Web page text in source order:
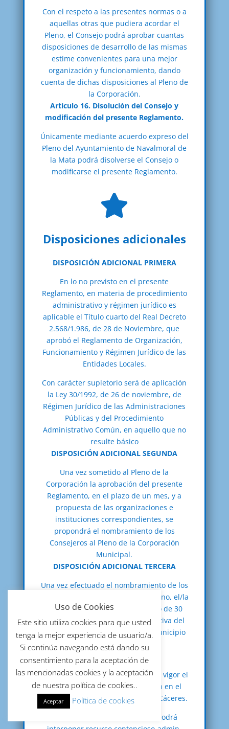
Con el respeto a las presentes normas o a
aquellas otras que pudiera acordar el
Pleno, el Consejo podrá aprobar cuantas
disposiciones de desarrollo de las mismas
estime convenientes para una mejor
organización y funcionamiento, dando
cuenta de dichas disposiciones al Pleno de
la Corporación.
Artículo 16. Disolución del Consejo y
modificación del presente Reglamento.
Únicamente mediante acuerdo expreso del
Pleno del Ayuntamiento de Navalmoral de
la Mata podrá disolverse el Consejo o
modificarse el presente Reglamento.

Disposiciones adicionales
DISPOSICIÓN ADICIONAL PRIMERA
En lo no previsto en el presente
Reglamento, en materia de procedimiento
administrativo y régimen jurídico es
aplicable el Título cuarto del Real Decreto
2.568/1.986, de 28 de Noviembre, que
aprobó el Reglamento de Organización,
Funcionamiento y Régimen Jurídico de las
Entidades Locales.
Con carácter supletorio será de aplicación
la Ley 30/1992, de 26 de noviembre, de
Régimen Jurídico de las Administraciones
Públicas y del Procedimiento
Administrativo Común, en aquello que no
resulte básico
DISPOSICIÓN ADICIONAL SEGUNDA
Una vez sometido al Pleno de la
Corporación la aprobación del presente
Reglamento, en el plazo de un mes, y a
propuesta de las organizaciones e
instituciones correspondientes, se
propondrá el nombramiento de los
Consejeros al Pleno de la Corporación
Municipal.
DISPOSICIÓN ADICIONAL TERCERA
Una vez efectuado el nombramiento de los
consejeros por el Ayuntamiento Pleno, el/la
Alcalde/sa procederá en un plazo de 30
días a convocar la sesión constitutiva del
Consejo Económico y Social del municipio
de Navalmoral de la Mata.
DISPOSICIÓN FINAL
El presente Reglamento entrará en vigor el
día siguiente al de su publicación en el
“Boletín Oficial de la Provincia” de Cáceres.
Contra el presente acuerdo se podrá
Uso de Cookies
Este sitio utiliza cookies para que usted
tenga la mejor experiencia de usuario/a.
Si continúa navegando está dando su
consentimiento para la aceptación de
las mencionadas cookies y la aceptación
de nuestra política de cookies..
Aceptar Política de cookies